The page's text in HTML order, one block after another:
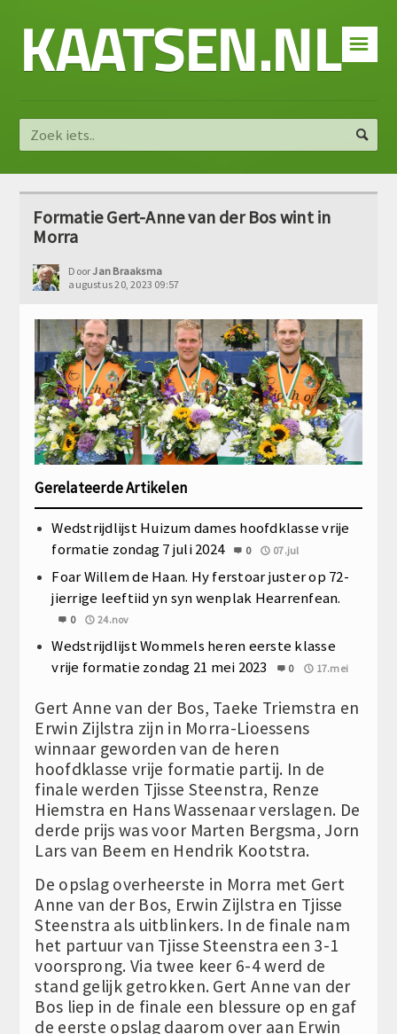
☰
KAATSEN.NL
Formatie Gert-Anne van der Bos wint in
Morra
DoorJan Braaksma
augustus 20, 2023 09:57
Gerelateerde Artikelen
Wedstrijdlijst Huizum dames hoofdklasse vrije
formatie zondag 7 juli 2024
0 07.jul
Foar Willem de Haan. Hy ferstoar juster op 72-
jierrige leeftiid yn syn wenplak Hearrenfean.
0 24.nov
Wedstrijdlijst Wommels heren eerste klasse
vrije formatie zondag 21 mei 2023
0 17.mei
Gert Anne van der Bos, Taeke Triemstra en
Erwin Zijlstra zijn in Morra-Lioessens
winnaar geworden van de heren
hoofdklasse vrije formatie partij. In de
finale werden Tjisse Steenstra, Renze
Hiemstra en Hans Wassenaar verslagen. De
derde prijs was voor Marten Bergsma, Jorn
Lars van Beem en Hendrik Kootstra.
De opslag overheerste in Morra met Gert
Anne van der Bos, Erwin Zijlstra en Tjisse
Steenstra als uitblinkers. In de finale nam
het partuur van Tjisse Steenstra een 3-1
voorsprong. Via twee keer 6-4 werd de
stand gelijk getrokken. Gert Anne van der
Bos liep in de finale een blessure op en gaf
de eerste opslag daarom over aan Erwin